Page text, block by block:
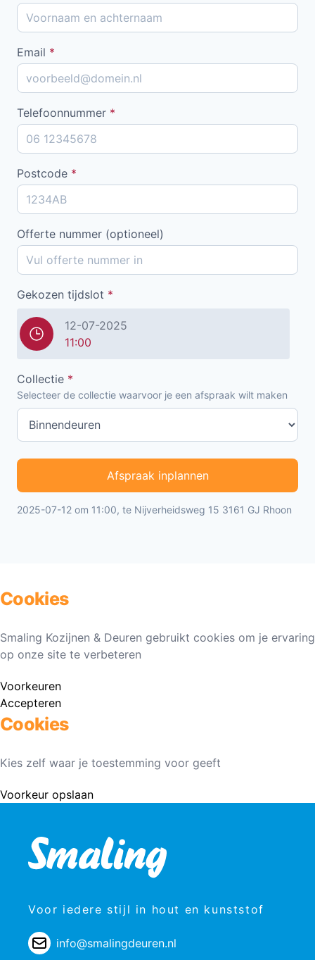
Email *
Telefoonnummer *
Postcode *
Offerte nummer (optioneel)
Gekozen tijdslot *
12-07-2025
11:00
Collectie *
Selecteer de collectie waarvoor je een afspraak wilt maken
Afspraak inplannen
2025-07-12 om 11:00, te Nijverheidsweg 15 3161 GJ Rhoon
Cookies
Smaling Kozijnen & Deuren gebruikt cookies om je ervaring
op onze site te verbeteren
Voorkeuren
Accepteren
Cookies
Kies zelf waar je toestemming voor geeft
Voorkeur opslaan
Voor iedere stijl in hout en kunststof
info@smalingdeuren.nl